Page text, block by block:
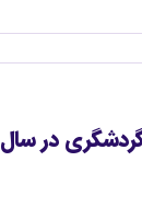
در سال